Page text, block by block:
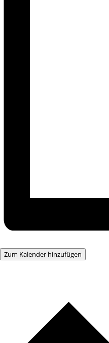
Zum Kalender hinzufügen